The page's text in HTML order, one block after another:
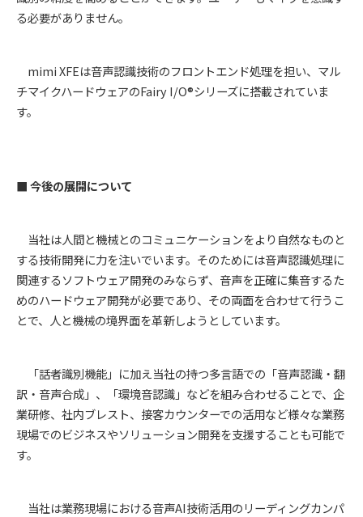
る必要がありません。
mimi XFEは音声認識技術のフロントエンド処理を担い、マル
チマイクハードウェアのFairy I/O®シリーズに搭載されていま
す。
■ 今後の展開について
当社は人間と機械とのコミュニケーションをより自然なものと
する技術開発に力を注いでいます。そのためには音声認識処理に
関連するソフトウェア開発のみならず、音声を正確に集音するた
めのハードウェア開発が必要であり、その両面を合わせて行うこ
とで、人と機械の境界面を革新しようとしています。
「話者識別機能」に加え当社の持つ多言語での「音声認識・翻
訳・音声合成」、「環境音認識」などを組み合わせることで、企
業研修、社内ブレスト、接客カウンターでの活用など様々な業務
現場でのビジネスやソリューション開発を支援することも可能で
す。
当社は業務現場における音声AI技術活用のリーディングカンパ